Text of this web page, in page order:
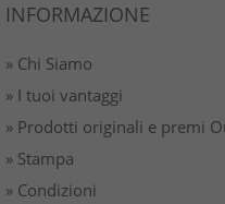
INFORMAZIONE
» Chi Siamo
» I tuoi vantaggi
» Prodotti originali e premi
» Stampa
» Condizioni